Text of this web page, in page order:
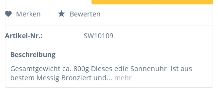
Merken Bewerten
Artikel-Nr.: SW10109
Beschreibung
Gesamtgewicht ca. 800g Dieses edle Sonnenuhr ist aus
bestem Messig Bronziert und... mehr